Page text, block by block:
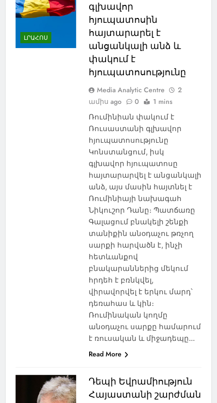
ԼՐԱՀՈՍ
գլխավոր
հյուպատոսին
հայտարարել է
անցանկալի անձ և
փակում է
հյուպատոսությունը
Media Analytic Centre
2
ամիս ago
0 1 mins
Ռումինիան փակում է
Ռուսաստանի գլխավոր
հյուպատոսությունը
Կոնստանցում, իսկ
գլխավոր հյուպատոսը
հայտարարվել է անցանկալի
անձ, այս մասին հայտնել է
Ռումինիայի նախագահ
Նիկուշոր Դանը։ Պատճառը
Գալացում բնակելի շենքի
տանիքին անօդաչու թռչող
սարքի հարվածն է, ինչի
հետևանքով
բնակարաններից մեկում
հրդեհ է բռնկվել,
վիրավորվել է երկու մարդ՝
դեռահաս և կին։
Ռումինական կողմը
անօդաչու սարքը համարում
է ռուսական և միջադեպը…
Read More
Դեպի Եվրամիություն
Հայաստանի շարժման